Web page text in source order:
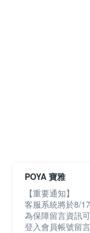
POYA 寶雅
【重要通知】
客服系統將於8/
為保障留言資訊
登入會員帳號留言